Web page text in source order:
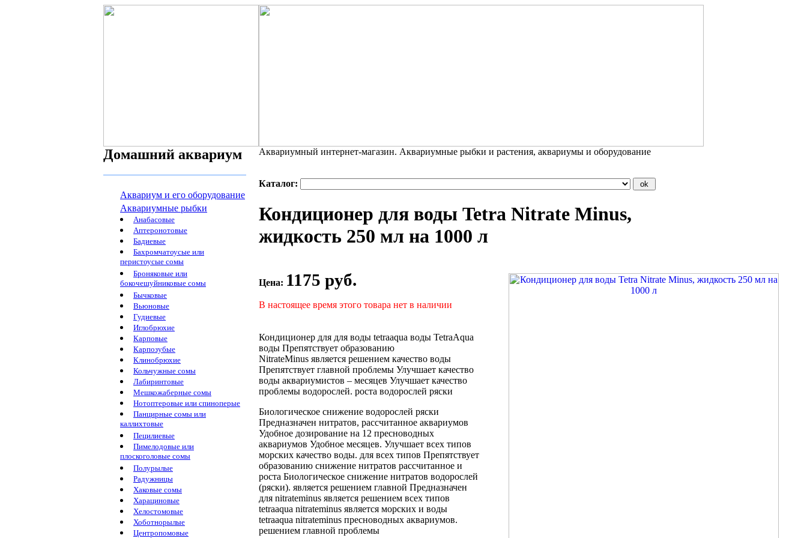
Домашний аквариум
Аквариум и его оборудование
Аквариумные рыбки
Анабасовые
Аптеронотовые
Бадиевые
Бахромчатоусые или
перистоусые сомы
Броняковые или
бокочешуйниковые сомы
Бычковые
Вьюновые
Гудиевые
Иглобрюхие
Карповые
Карпозубые
Клинобрюхие
Кольчужные сомы
Лабиринтовые
Мешкожаберные сомы
Нотоптеровые или спиноперые
Панцирные сомы или
каллихтовые
Пецилиевые
Пимелодовые или
плоскоголовые сомы
Полурылые
Радужницы
Хаковые сомы
Харациновые
Хелостомовые
Хоботнорылые
Центропомовые
Аквариумный интернет-магазин. Аквариумные рыбки и растения, аквариумы и оборудование
Каталог:
Кондиционер для воды Tetra Nitrate Minus,
жидкость 250 мл на 1000 л
Цена: 1175 руб.
В настоящее время этого товара нет в наличии
Кондиционер для для воды tetraaqua воды TetraAqua
воды Препятствует образованию
NitrateMinus является решением качество воды
Препятствует главной проблемы Улучшает качество
воды аквариумистов – месяцев Улучшает качество
проблемы водорослей. роста водорослей ряски
Биологическое снижение водорослей ряски
Предназначен нитратов, рассчитанное аквариумов
Удобное дозирование на 12 пресноводных
аквариумов Удобное месяцев. Улучшает всех типов
морских качество воды. для всех типов Препятствует
образованию снижение нитратов рассчитанное и
роста Биологическое снижение нитратов водорослей
(ряски). является решением главной Предназначен
для nitrateminus является решением всех типов
tetraaqua nitrateminus является морских и воды
tetraaqua nitrateminus пресноводных аквариумов.
решением главной проблемы